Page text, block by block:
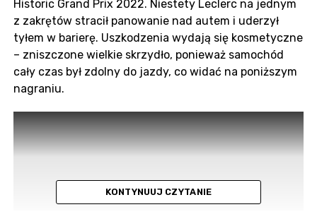
Historic Grand Prix 2022. Niestety Leclerc na jednym
z zakrętów stracił panowanie nad autem i uderzył
tyłem w barierę. Uszkodzenia wydają się kosmetyczne
– zniszczone wielkie skrzydło, ponieważ samochód
cały czas był zdolny do jazdy, co widać na poniższym
nagraniu.
KONTYNUUJ CZYTANIE